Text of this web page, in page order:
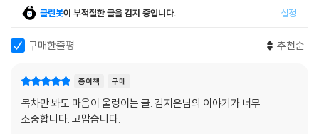
클린봇이 부적절한 글을 감지 중입니다. 설정
구매한줄평 추천순
종이책 구매
목차만 봐도 마음이 울렁이는 글. 김지은님의 이야기가 너무
소중합니다. 고맙습니다.